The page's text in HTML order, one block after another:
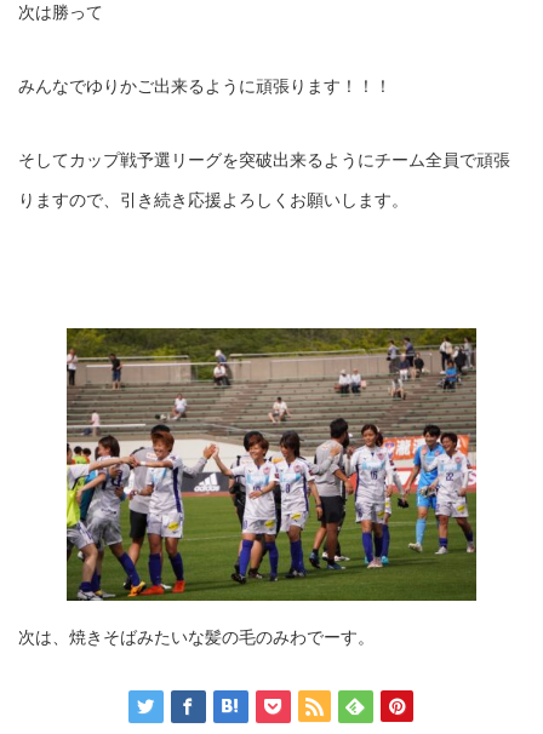
次は勝って
みんなでゆりかご出来るように頑張ります！！！
そしてカップ戦予選リーグを突破出来るようにチーム全員で頑張
りますので、引き続き応援よろしくお願いします。
次は、焼きそばみたいな髪の毛のみわでーす。